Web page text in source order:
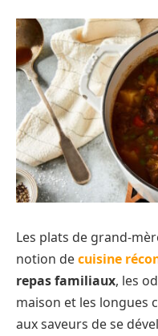
Les plats de grand-
notion decuisine
repas familiaux, les
maison et les longues
aux saveurs de se